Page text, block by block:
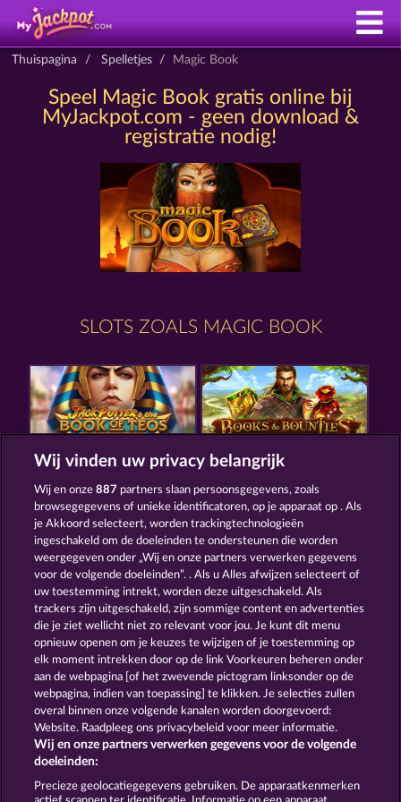
Thuispagina Spelletjes Magic Book
Speel Magic Book gratis online bij
MyJackpot.com - geen download &
registratie nodig!
SLOTS ZOALS MAGIC BOOK
BOOKS AND BOUNTIES
MAGIC BOOK 6 RAMSES BOOK
Algemene voorwaarden Privacyverklaring
Colofon Bedrijf FAQ Woordenlijst
Partnerprogramma Facebook
Terugbetalingsverzoek indienen
Wij vinden uw privacy belangrijk
Wij en onze887 partners slaan persoonsgegevens, zoals
browsegegevens of unieke identificatoren, op je apparaat op . Als
je Akkoord selecteert, worden trackingtechnologieën
ingeschakeld om de doeleinden te ondersteunen die worden
weergegeven onder „Wij en onze partners verwerken gegevens
voor de volgende doeleinden”. . Als u Alles afwijzen selecteert of
uw toestemming intrekt, worden deze uitgeschakeld. Als
trackers zijn uitgeschakeld, zijn sommige content en advertenties
die je ziet wellicht niet zo relevant voor jou. Je kunt dit menu
opnieuw openen om je keuzes te wijzigen of je toestemming op
elk moment intrekken door op de link Voorkeuren beheren onder
aan de webpagina [of het zwevende pictogram linksonder op de
webpagina, indien van toepassing] te klikken. Je selecties zullen
overal binnen onze volgende kanalen worden doorgevoerd:
Website. Raadpleeg ons privacybeleid voor meer informatie.
Wij en onze partners verwerken gegevens voor de volgende
doeleinden:
Precieze geolocatiegegevens gebruiken. De apparaatkenmerken